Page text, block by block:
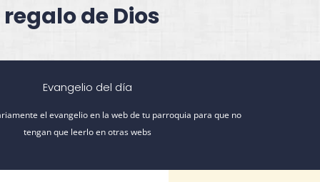
de Dios
Evangelio del día
el evangelio en la web de tu parroquia para que no
tengan que leerlo en otras webs